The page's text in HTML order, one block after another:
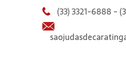
(33) 3321-6888 -